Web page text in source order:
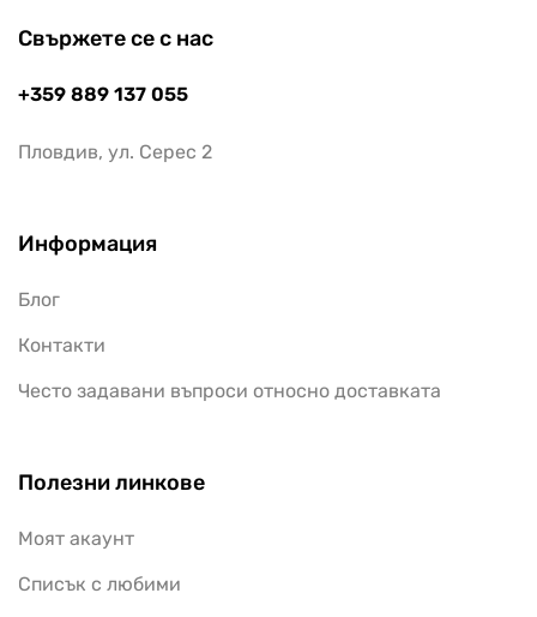
Свържете се с нас
+359 889 137 055
Пловдив, ул. Серес 2
Информация
Блог
Контакти
Често задавани въпроси относно доставката
Полезни линкове
Моят акаунт
Списък с любими